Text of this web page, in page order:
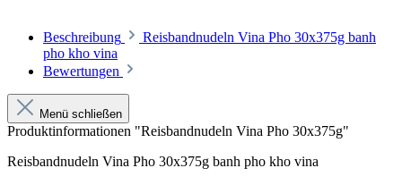
Beschreibung
Reisbandnudeln Vina Pho 30x375g banh
pho kho vina
Bewertungen
Menü schließen
Produktinformationen "Reisbandnudeln Vina Pho 30x375g"
Reisbandnudeln Vina Pho 30x375g banh pho kho vina